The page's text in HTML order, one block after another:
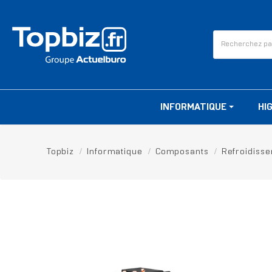
INFORMATIQUE
Topbiz Informatique Composants